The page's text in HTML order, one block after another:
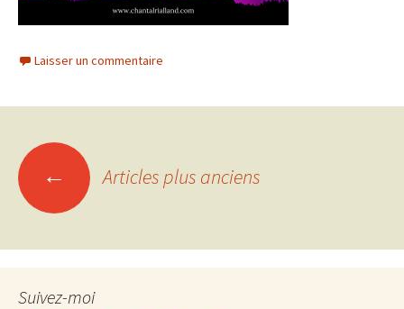
Laisser un commentaire
Navigation
des
articles
← Articles plus anciens
Suivez-moi